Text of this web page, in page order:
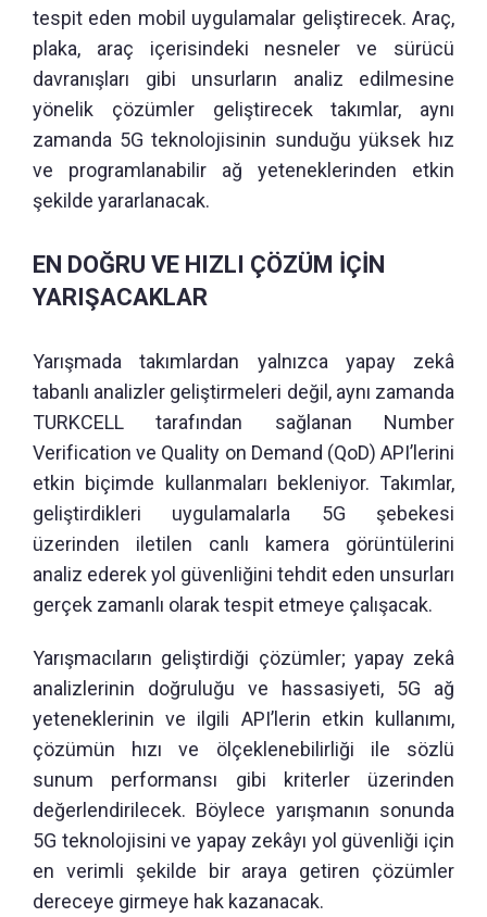
tespit eden mobil uygulamalar geliştirecek. Araç,
plaka, araç içerisindeki nesneler ve sürücü
davranışları gibi unsurların analiz edilmesine
yönelik çözümler geliştirecek takımlar, aynı
zamanda 5G teknolojisinin sunduğu yüksek hız
ve programlanabilir ağ yeteneklerinden etkin
şekilde yararlanacak.
EN DOĞRU VE HIZLI ÇÖZÜM İÇİN
YARIŞACAKLAR
Yarışmada takımlardan yalnızca yapay zekâ
tabanlı analizler geliştirmeleri değil, aynı zamanda
TURKCELL tarafından sağlanan Number
Verification ve Quality on Demand (QoD) API’lerini
etkin biçimde kullanmaları bekleniyor. Takımlar,
geliştirdikleri uygulamalarla 5G şebekesi
üzerinden iletilen canlı kamera görüntülerini
analiz ederek yol güvenliğini tehdit eden unsurları
gerçek zamanlı olarak tespit etmeye çalışacak.
Yarışmacıların geliştirdiği çözümler; yapay zekâ
analizlerinin doğruluğu ve hassasiyeti, 5G ağ
yeteneklerinin ve ilgili API’lerin etkin kullanımı,
çözümün hızı ve ölçeklenebilirliği ile sözlü
sunum performansı gibi kriterler üzerinden
değerlendirilecek. Böylece yarışmanın sonunda
5G teknolojisini ve yapay zekâyı yol güvenliği için
en verimli şekilde bir araya getiren çözümler
dereceye girmeye hak kazanacak.